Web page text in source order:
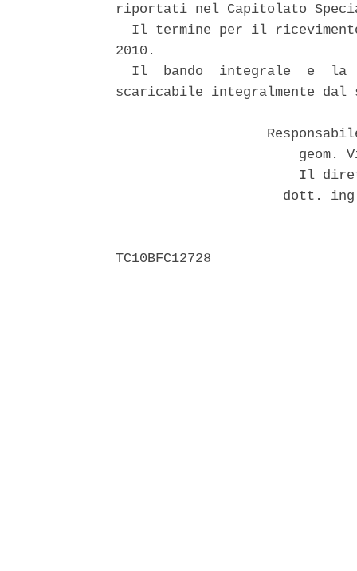
riportati nel Capitolato
Il termine per il
2010.
Il  bando  integrale  e  la
scaricabile integralmente dal
geom.
Il
dott.